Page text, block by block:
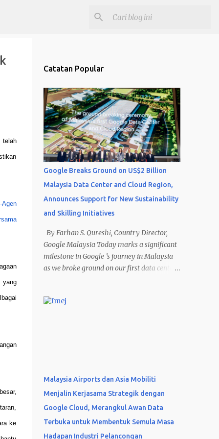
telah
Agen
yang
ke
Catatan Popular
Google Breaks Ground on US$2 Billion
Malaysia Data Center and Cloud Region,
Announces Support for New Sustainability
and Skilling Initiatives
By Farhan S. Qureshi, Country Director,
Google Malaysia Today marks a significant
milestone in Google ’s journey in Malaysia
as we broke ground on our first data center
US$2 billion investment in Elmina Business
meet those needs but also unlock immense
potential for local businesses and
communities. The investments in Malaysia
are estimated to support more than US$3.2
billion in positive economic impact and
create 26,500 jobs by 2030. Google has also
Malaysia Airports dan Asia Mobiliti
Menjalin Kerjasama Strategik dengan
Google Cloud, Merangkul Awan Data
Terbuka untuk Membentuk Semula Masa
Hadapan Industri Pelancongan